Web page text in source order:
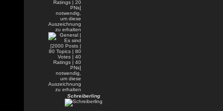
Schreiberling